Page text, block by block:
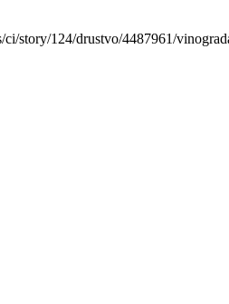
ci/story/124/drustvo/4487961/